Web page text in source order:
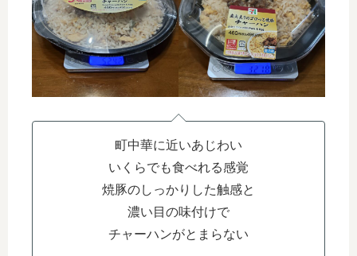
町中華に近いあじわい
いくらでも食べれる感覚
焼豚のしっかりした触感と
濃い目の味付けで
チャーハンがとまらない